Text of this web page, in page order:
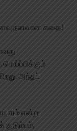
நனவான கதை!
அந்தப்
என்று